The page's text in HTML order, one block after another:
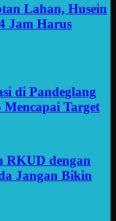
Lahan, Husein
Jam Harus
di Pandeglang
Mencapai Target
RKUD dengan
Jangan Bikin